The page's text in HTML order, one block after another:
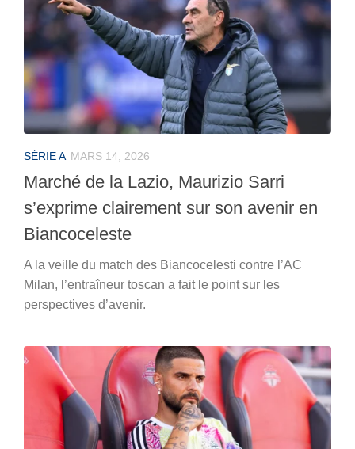
SÉRIE A MARS 14, 2026
Marché de la Lazio, Maurizio Sarri
s’exprime clairement sur son avenir en
Biancoceleste
A la veille du match des Biancocelesti contre l’AC
Milan, l’entraîneur toscan a fait le point sur les
perspectives d’avenir.